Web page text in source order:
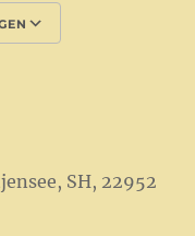
SH, 22952